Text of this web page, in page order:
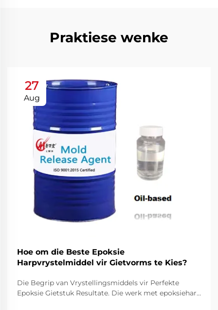
Praktiese wenke
27
Aug
Hoe om die Beste Epoksie
Harpvrystelmiddel vir Gietvorms te Kies?
Die Begrip van Vrystellingsmiddels vir Perfekte
Epoksie Gietstuk Resultate. Die werk met epoksiehars